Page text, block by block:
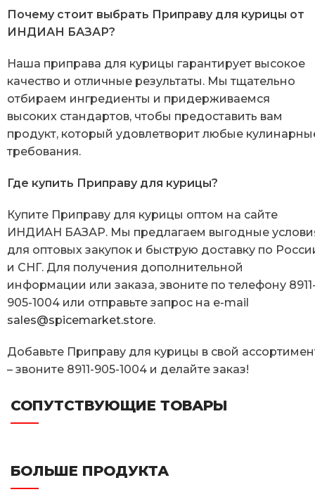
Почему стоит выбрать Приправу для курицы от
ИНДИАН БАЗАР?
Наша приправа для курицы гарантирует высокое
качество и отличные результаты. Мы тщательно
отбираем ингредиенты и придерживаемся
высоких стандартов, чтобы предоставить вам
продукт, который удовлетворит любые
требования.
Где купить Приправу для курицы?
Купите Приправу для курицы оптом на сайте
ИНДИАН БАЗАР. Мы предлагаем выгодные
для оптовых закупок и быструю доставку по
и СНГ. Для получения дополнительной
информации или заказа, звоните по телефону
905-1004 или отправьте запрос на e-mail
sales@spicemarket.store.
Добавьте Приправу для курицы в свой
– звоните 8911-905-1004 и делайте заказ!
СОПУТСТВУЮЩИЕ ТОВАРЫ
БОЛЬШЕ ПРОДУКТА